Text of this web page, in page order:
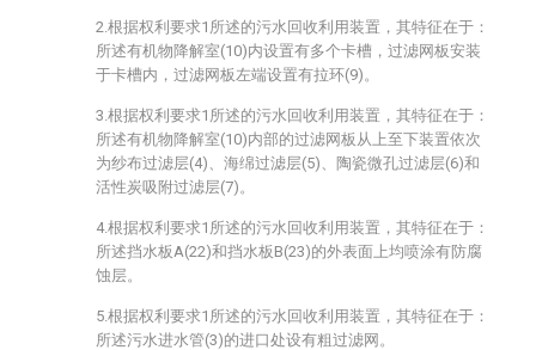
2.根据权利要求1所述的污水回收利用装置，其特征在于：
所述有机物降解室(10)内设置有多个卡槽，过滤网板安装
于卡槽内，过滤网板左端设置有拉环(9)。
3.根据权利要求1所述的污水回收利用装置，其特征在于：
所述有机物降解室(10)内部的过滤网板从上至下装置依次
为纱布过滤层(4)、海绵过滤层(5)、陶瓷微孔过滤层(6)和
活性炭吸附过滤层(7)。
4.根据权利要求1所述的污水回收利用装置，其特征在于：
所述挡水板A(22)和挡水板B(23)的外表面上均喷涂有防腐
蚀层。
5.根据权利要求1所述的污水回收利用装置，其特征在于：
所述污水进水管(3)的进口处设有粗过滤网。